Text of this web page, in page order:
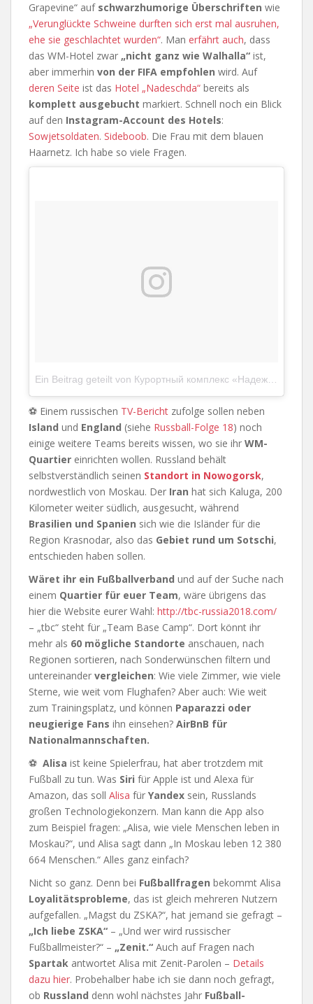
Grapevine“ auf schwarzhumorige Überschriften wie
„Verunglückte Schweine durften sich erst mal ausruhen,
ehe sie geschlachtet wurden“. Man erfährt auch, dass
das WM-Hotel zwar „nicht ganz wie Walhalla“ ist,
aber immerhin von der FIFA empfohlen wird. Auf
deren Seite ist das Hotel „Nadeschda“ bereits als
komplett ausgebucht markiert. Schnell noch ein Blick
auf den Instagram-Account des Hotels:
Sowjetsoldaten. Sideboob. Die Frau mit dem blauen
Haarnetz. Ich habe so viele Fragen.
Ein Beitrag geteilt von Курортный комплекс «Надежда» (@nadezhdaresort)
⚽ Einem russischen TV-Bericht zufolge sollen neben
Island und England (siehe Russball-Folge 18) noch
einige weitere Teams bereits wissen, wo sie ihr WM-
Quartier einrichten wollen. Russland behält
selbstverständlich seinen Standort in Nowogorsk,
nordwestlich von Moskau. Der Iran hat sich Kaluga, 200
Kilometer weiter südlich, ausgesucht, während
Brasilien und Spanien sich wie die Isländer für die
Region Krasnodar, also das Gebiet rund um Sotschi,
entschieden haben sollen.
Wäret ihr ein Fußballverband und auf der Suche nach
einem Quartier für euer Team, wäre übrigens das
hier die Website eurer Wahl: http://tbc-russia2018.com/
– „tbc“ steht für „Team Base Camp“. Dort könnt ihr
mehr als 60 mögliche Standorte anschauen, nach
Regionen sortieren, nach Sonderwünschen filtern und
untereinander vergleichen: Wie viele Zimmer, wie viele
Sterne, wie weit vom Flughafen? Aber auch: Wie weit
zum Trainingsplatz, und können Paparazzi oder
neugierige Fans ihn einsehen? AirBnB für
Nationalmannschaften.
⚽ Alisa ist keine Spielerfrau, hat aber trotzdem mit
Fußball zu tun. Was Siri für Apple ist und Alexa für
Amazon, das soll Alisa für Yandex sein, Russlands
großen Technologiekonzern. Man kann die App also
zum Beispiel fragen: „Alisa, wie viele Menschen leben in
Moskau?“, und Alisa sagt dann „In Moskau leben 12 380
664 Menschen.“ Alles ganz einfach?
Nicht so ganz. Denn bei Fußballfragen bekommt Alisa
Loyalitätsprobleme, das ist gleich mehreren Nutzern
aufgefallen. „Magst du ZSKA?“, hat jemand sie gefragt –
„Ich liebe ZSKA“ – „Und wer wird russischer
Fußballmeister?“ – „Zenit.“ Auch auf Fragen nach
Spartak antwortet Alisa mit Zenit-Parolen – Details
dazu hier. Probehalber habe ich sie dann noch gefragt,
ob Russland denn wohl nächstes Jahr Fußball-